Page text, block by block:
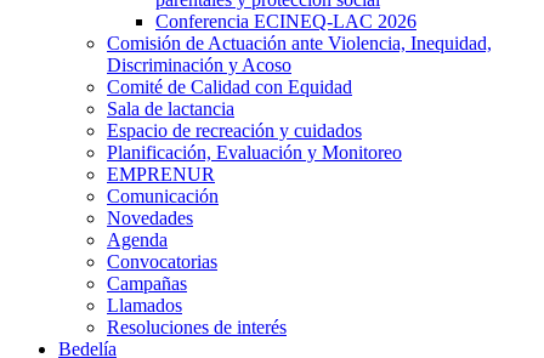
Conferencia ECINEQ-LAC 2026
Comisión de Actuación ante Violencia, Inequidad,
Discriminación y Acoso
Comité de Calidad con Equidad
Sala de lactancia
Espacio de recreación y cuidados
Planificación, Evaluación y Monitoreo
EMPRENUR
Comunicación
Novedades
Agenda
Convocatorias
Campañas
Llamados
Resoluciones de interés
Bedelía